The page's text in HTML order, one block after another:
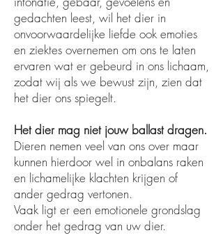
gedachten leest, wil het dier in
onvoorwaardelijke liefde ook emoties
en ziektes overnemen om ons te laten
ervaren wat er gebeurd in ons lichaam,
zodat wij als we bewust zijn, zien dat
het dier ons spiegelt.
Het dier mag niet jouw ballast dragen.
Dieren nemen veel van ons over maar
kunnen hierdoor wel in onbalans raken
en lichamelijke klachten krijgen of
ander gedrag vertonen.
Vaak ligt er een emotionele grondslag
onder het gedrag van uw dier.